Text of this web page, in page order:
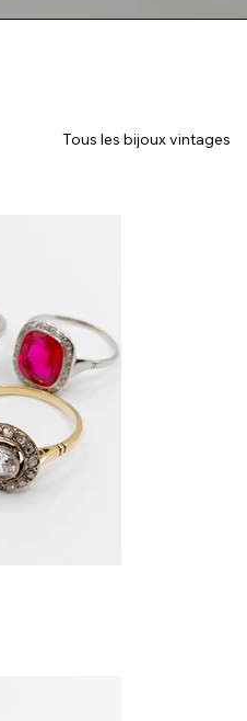
Tous les bijoux vintages